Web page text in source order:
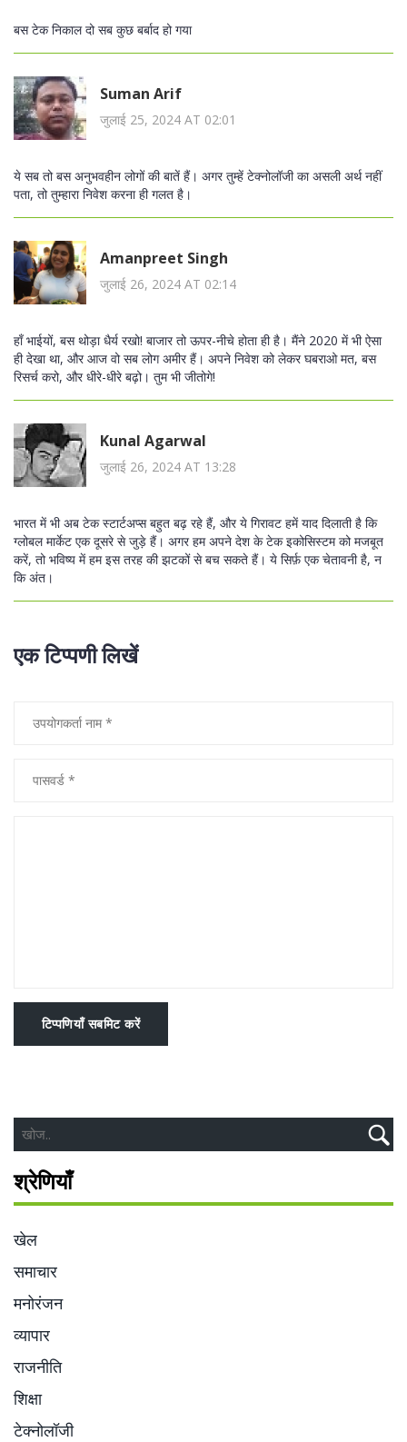
बस टेक निकाल दो सब कुछ बर्बाद हो गया
Suman Arif
जुलाई 25, 2024 AT 02:01
ये सब तो बस अनुभवहीन लोगों की बातें हैं। अगर तुम्हें टेक्नोलॉजी का असली अर्थ नहीं
पता, तो तुम्हारा निवेश करना ही गलत है।
Amanpreet Singh
जुलाई 26, 2024 AT 02:14
हाँ भाईयों, बस थोड़ा धैर्य रखो! बाजार तो ऊपर-नीचे होता ही है। मैंने 2020 में भी ऐसा
ही देखा था, और आज वो सब लोग अमीर हैं। अपने निवेश को लेकर घबराओ मत, बस
रिसर्च करो, और धीरे-धीरे बढ़ो। तुम भी जीतोगे!
Kunal Agarwal
जुलाई 26, 2024 AT 13:28
भारत में भी अब टेक स्टार्टअप्स बहुत बढ़ रहे हैं, और ये गिरावट हमें याद दिलाती है कि
ग्लोबल मार्केट एक दूसरे से जुड़े हैं। अगर हम अपने देश के टेक इकोसिस्टम को मजबूत
करें, तो भविष्य में हम इस तरह की झटकों से बच सकते हैं। ये सिर्फ़ एक चेतावनी है, न
कि अंत।
एक टिप्पणी लिखें
टिप्पणियाँ सबमिट करें
श्रेणियाँ
खेल
समाचार
मनोरंजन
व्यापार
राजनीति
शिक्षा
टेक्नोलॉजी